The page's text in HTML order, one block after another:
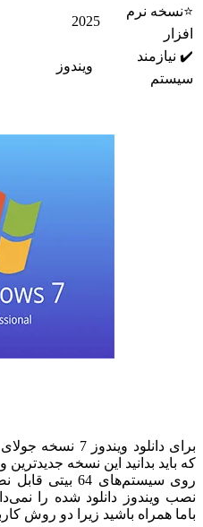
نرم
2025
ویندوز
بدانید این نسخه جدیدترین
روی سیستم‌های 64 بیتی
دانلود شده را نمی‌دانید
همراه باشید زیرا دو روش کاربردی